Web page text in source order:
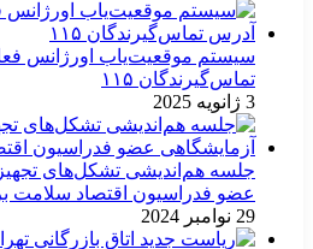
سیستم موقعیت‌یاب اورژانس
تماس‌گیرندگان ۱۱۵
3 ژانویه 2025
جلسه هم‌اندیشی تشکل‌های
عضو فدراسیون اقتصاد سلامت
29 نوامبر 2024